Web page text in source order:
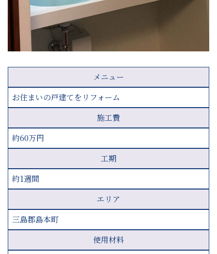
メニュー
お住まいの戸建てをリフォーム
施工費
約60万円
工期
約1週間
エリア
三島郡島本町
使用材料